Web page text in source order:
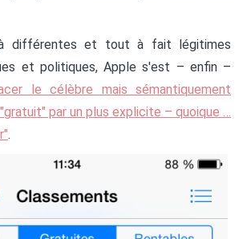
différentes et tout à fait légitimes
et politiques, Apple s'est – enfin –
le célèbre mais sémantiquement
par un plus explicite – quoique …
.